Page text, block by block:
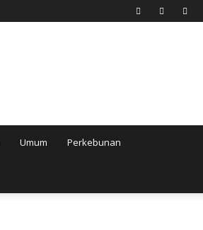
Umum Perkebunan